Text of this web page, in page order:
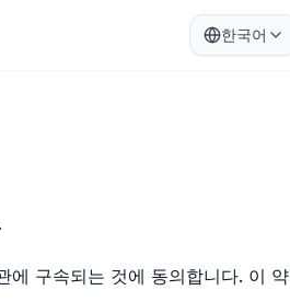
한국어
에 구속되는 것에 동의합니다. 이 약